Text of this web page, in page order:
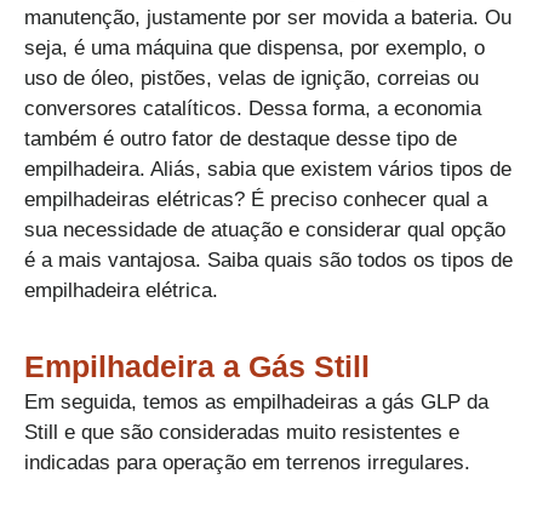
manutenção, justamente por ser movida a bateria. Ou
seja, é uma máquina que dispensa, por exemplo, o
uso de óleo, pistões, velas de ignição, correias ou
conversores catalíticos. Dessa forma, a economia
também é outro fator de destaque desse tipo de
empilhadeira. Aliás, sabia que existem vários tipos de
empilhadeiras elétricas? É preciso conhecer qual a
sua necessidade de atuação e considerar qual opção
é a mais vantajosa. Saiba quais são todos os tipos de
empilhadeira elétrica.
Empilhadeira a Gás Still​
Em seguida, temos as empilhadeiras a gás GLP da
Still e que são consideradas muito resistentes e
indicadas para operação em terrenos irregulares.